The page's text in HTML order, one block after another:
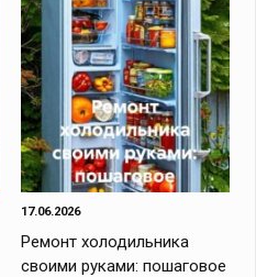
17.06.2026
Ремонт холодильника
своими руками: пошаговое